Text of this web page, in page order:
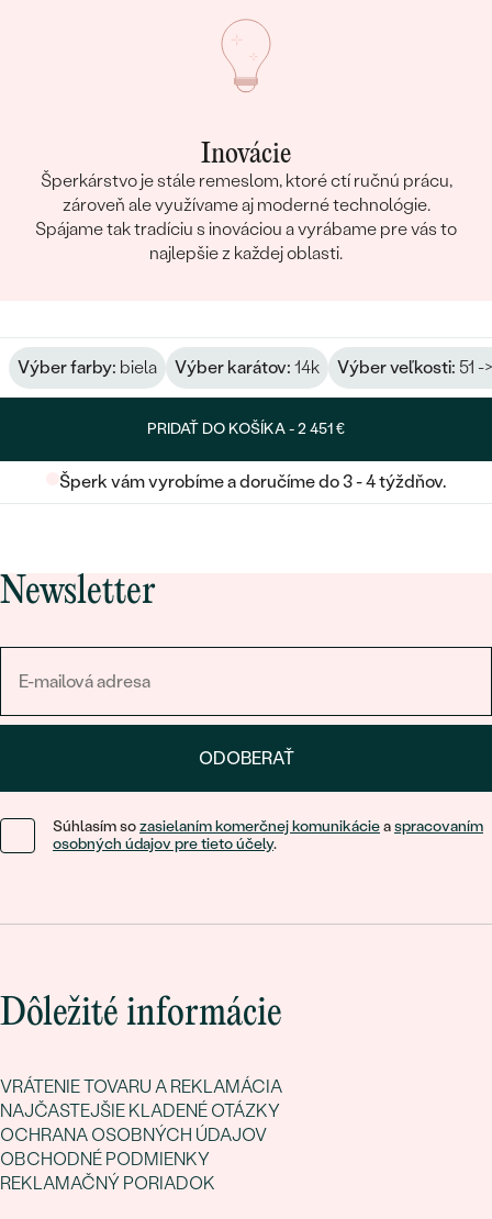
Inovácie
Šperkárstvo je stále remeslom, ktoré ctí ručnú prácu,
zároveň ale využívame aj moderné technológie.
Spájame tak tradíciu s inováciou a vyrábame pre vás to
najlepšie z každej oblasti.
Výber farby: biela Výber karátov: 14k Výber veľkosti: 51 -
PRIDAŤ DO KOŠÍKA -2 451 €
Šperk vám vyrobíme a doručíme do 3 - 4 týždňov.
Newsletter
ODOBERAŤ
Súhlasím sozasielaním komerčnej komunikácieaspracovaním
osobných údajov pre tieto účely.
Dôležité informácie
VRÁTENIE TOVARU A REKLAMÁCIA
NAJČASTEJŠIE KLADENÉ OTÁZKY
OCHRANA OSOBNÝCH ÚDAJOV
OBCHODNÉ PODMIENKY
REKLAMAČNÝ PORIADOK